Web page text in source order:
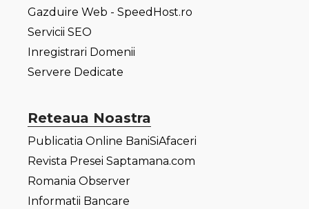
Gazduire Web - SpeedHost.ro
Servicii SEO
Inregistrari Domenii
Servere Dedicate
Reteaua Noastra
Publicatia Online BaniSiAfaceri
Revista Presei Saptamana.com
Romania Observer
Informatii Bancare